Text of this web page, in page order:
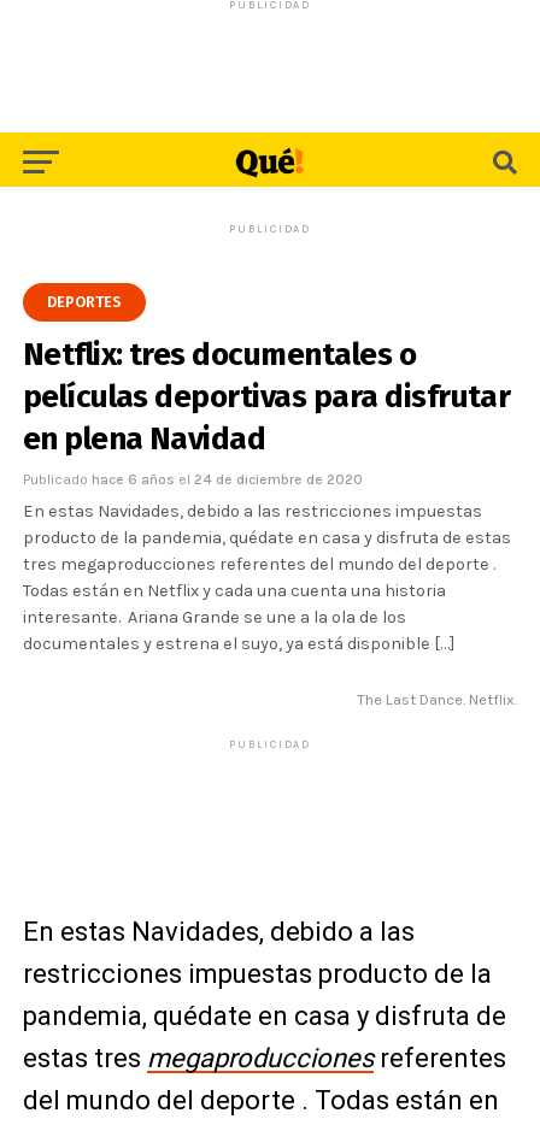
PUBLICIDAD
PUBLICIDAD
DEPORTES
Netflix: tres documentales o
películas deportivas para disfrutar
en plena Navidad
Publicado hace 6 años el 24 de diciembre de 2020
En estas Navidades, debido a las restricciones impuestas
producto de la pandemia, quédate en casa y disfruta de estas
tres megaproducciones referentes del mundo del deporte .
Todas están en Netflix y cada una cuenta una historia
interesante. Ariana Grande se une a la ola de los
documentales y estrena el suyo, ya está disponible […]
The Last Dance. Netflix.
PUBLICIDAD
En estas Navidades, debido a las
restricciones impuestas producto de la
pandemia, quédate en casa y disfruta de
estas tres megaproduccionesreferentes
del mundo del deporte . Todas están en